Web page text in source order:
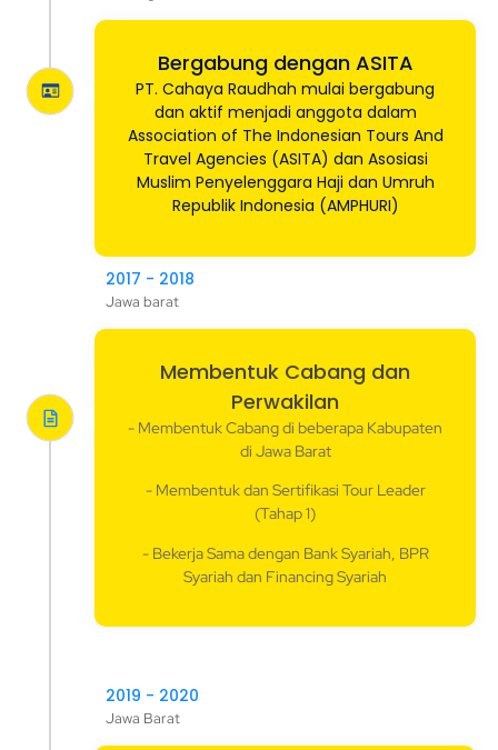
Bergabung dengan ASITA
PT. Cahaya Raudhah mulai bergabung
dan aktif menjadi anggota dalam
Association of The Indonesian Tours And
Travel Agencies (ASITA) dan Asosiasi
Muslim Penyelenggara Haji dan Umruh
Republik Indonesia (AMPHURI)
2017 - 2018
Jawa barat
Membentuk Cabang dan
Perwakilan
- Membentuk Cabang di beberapa Kabupaten
di Jawa Barat
- Membentuk dan Sertifikasi Tour Leader
(Tahap 1)
- Bekerja Sama dengan Bank Syariah, BPR
Syariah dan Financing Syariah
2019 - 2020
Jawa Barat